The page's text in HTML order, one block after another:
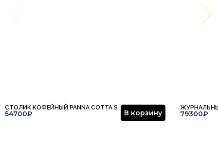
СТОЛИК КОФЕЙНЫЙ PANNA COTTA S
54700₽ В корзину 79300₽